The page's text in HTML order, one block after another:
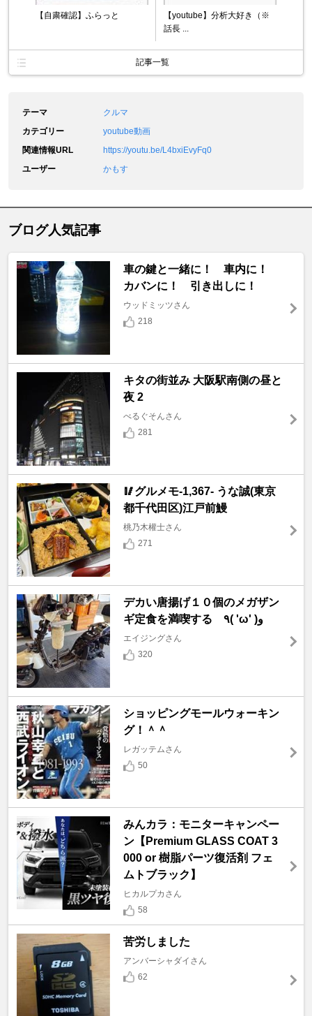
【自粛確認】ふらっと
【youtube】分析大好き（※
話長 ...
記事一覧
テーマ
クルマ
カテゴリー
youtube動画
関連情報URL
https://youtu.be/L4bxiEvyFq0
ユーザー
かもす
ブログ人気記事
車の鍵と一緒に！ 車内に！
カバンに！ 引き出しに！
ウッドミッツさん
218
キタの街並み 大阪駅南側の昼と
夜 2
べるぐそんさん
281
🥢グルメモ-1,367- うな誠(東京
都千代田区)江戸前鰻
桃乃木權士さん
271
デカい唐揚げ１０個のメガザン
ギ定食を満喫する ٩( 'ω' )و
エイジングさん
320
ショッピングモールウォーキン
グ！＾＾
レガッテムさん
50
みんカラ：モニターキャンペー
ン【Premium GLASS COAT 3
000 or 樹脂パーツ復活剤 フェ
ムトブラック】
ヒカルプカさん
58
苦労しました
アンバーシャダイさん
62